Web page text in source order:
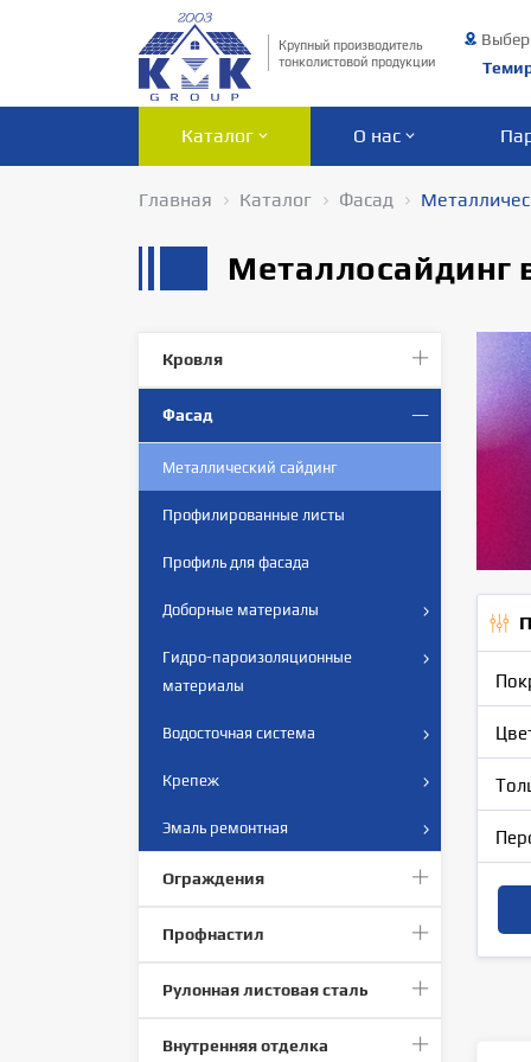
Крупный производитель
тонколистовой продукции
Каталог О нас
Главная Каталог Фасад
Металлосайдинг
Кровля
Фасад
Металлический сайдинг
Профилированныe листы
Профиль для фасада
Доборные материалы
Гидро-пароизоляционные
материалы
Водосточная система
Крепеж
Эмаль ремонтная
Ограждения
Профнастил
Рулонная листовая сталь
Внутренняя отделка